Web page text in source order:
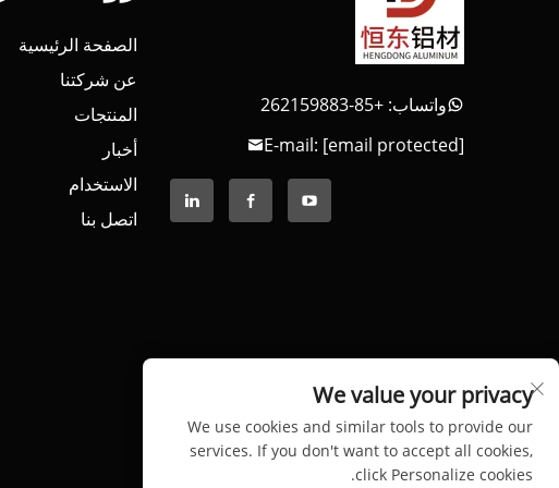
واتساب: +85-262159883
E-mail: [email protected]
الصفحة الرئيسية
عن شركتنا
المنتجات
أخبار
الاستخدام
اتصل بنا
We value your privacy
We use cookies and similar tools to provide our
services. If you don't want to accept all cookies,
click Personalize cookies.